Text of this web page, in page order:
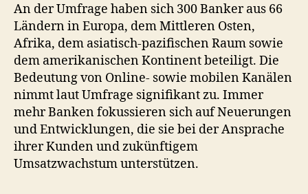
An der Umfrage haben sich 300 Banker aus 66
Ländern in Europa, dem Mittleren Osten,
Afrika, dem asiatisch-pazifischen Raum sowie
dem amerikanischen Kontinent beteiligt. Die
Bedeutung von Online- sowie mobilen Kanälen
nimmt laut Umfrage signifikant zu. Immer
mehr Banken fokussieren sich auf Neuerungen
und Entwicklungen, die sie bei der Ansprache
ihrer Kunden und zukünftigem
Umsatzwachstum unterstützen.